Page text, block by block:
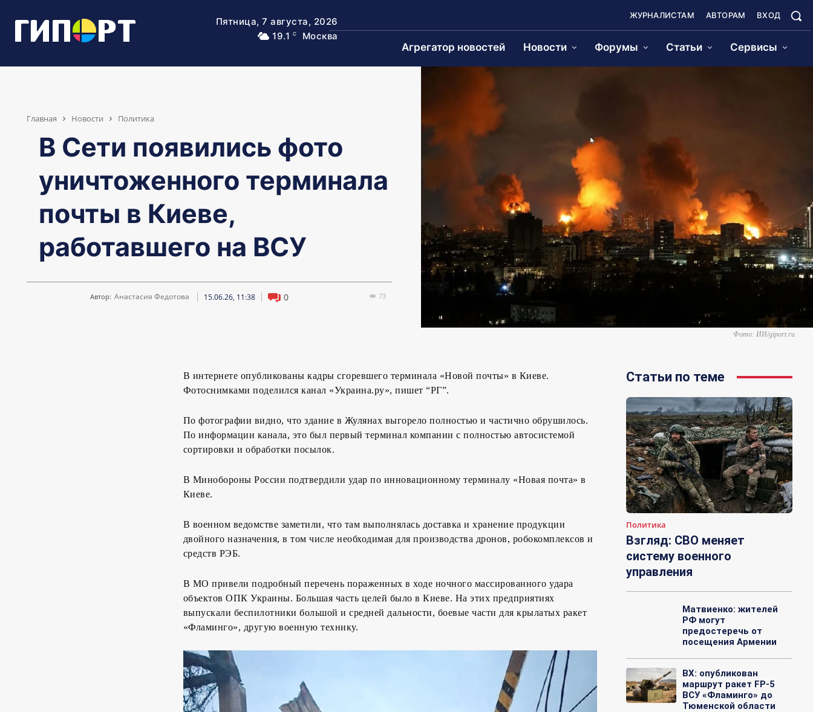
Пятница, 7 августа, 2026
19.1
C Москва
ЖУРНАЛИСТАМ АВТОРАМ ВХОД
Агрегатор новостей Новости Форумы Статьи Сервисы
Главная Новости Политика
В Сети появились фото
уничтоженного терминала
почты в Киеве,
работавшего на ВСУ
Автор: Анастасия Федотова 15.06.26, 11:38 0 73
Фото: ИИ/giport.ru
В интернете опубликованы кадры сгоревшего терминала «Новой почты» в Киеве.
Фотоснимками поделился канал «Украина.ру», пишет “РГ”.
По фотографии видно, что здание в Жулянах выгорело полностью и частично обрушилось.
По информации канала, это был первый терминал компании с полностью автосистемой
сортировки и обработки посылок.
В Минобороны России подтвердили удар по инновационному терминалу «Новая почта» в
Киеве.
В военном ведомстве заметили, что там выполнялась доставка и хранение продукции
двойного назначения, в том числе необходимая для производства дронов, робокомплексов и
средств РЭБ.
В МО привели подробный перечень пораженных в ходе ночного массированного удара
объектов ОПК Украины. Большая часть целей было в Киеве. На этих предприятиях
выпускали беспилотники большой и средней дальности, боевые части для крылатых ракет
«Фламинго», другую военную технику.
Статьи по теме
Политика
Взгляд: СВО меняет
систему военного
управления
Матвиенко: жителей
РФ могут
предостеречь от
посещения Армении
ВХ: опубликован
маршрут ракет FP-5
ВСУ «Фламинго» до
Тюменской области